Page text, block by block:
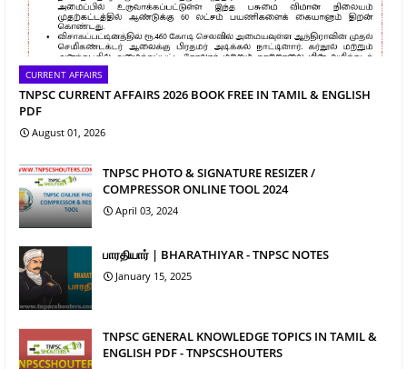
CURRENT AFFAIRS
TNPSC CURRENT AFFAIRS 2026 BOOK FREE IN TAMIL & ENGLISH
PDF
August 01, 2026
TNPSC PHOTO & SIGNATURE RESIZER /
COMPRESSOR ONLINE TOOL 2024
April 03, 2024
பாரதியார் | BHARATHIYAR - TNPSC NOTES
January 15, 2025
TNPSC GENERAL KNOWLEDGE TOPICS IN TAMIL &
ENGLISH PDF - TNPSCSHOUTERS